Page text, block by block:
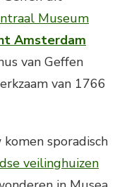
Museum
Amsterdam
van Geffen
van 1766
sporadisch
veilinghuizen